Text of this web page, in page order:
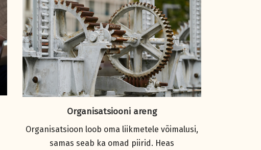
Organisatsiooni areng
Organisatsioon loob oma liikmetele võimalusi,
samas seab ka omad piirid. Heas